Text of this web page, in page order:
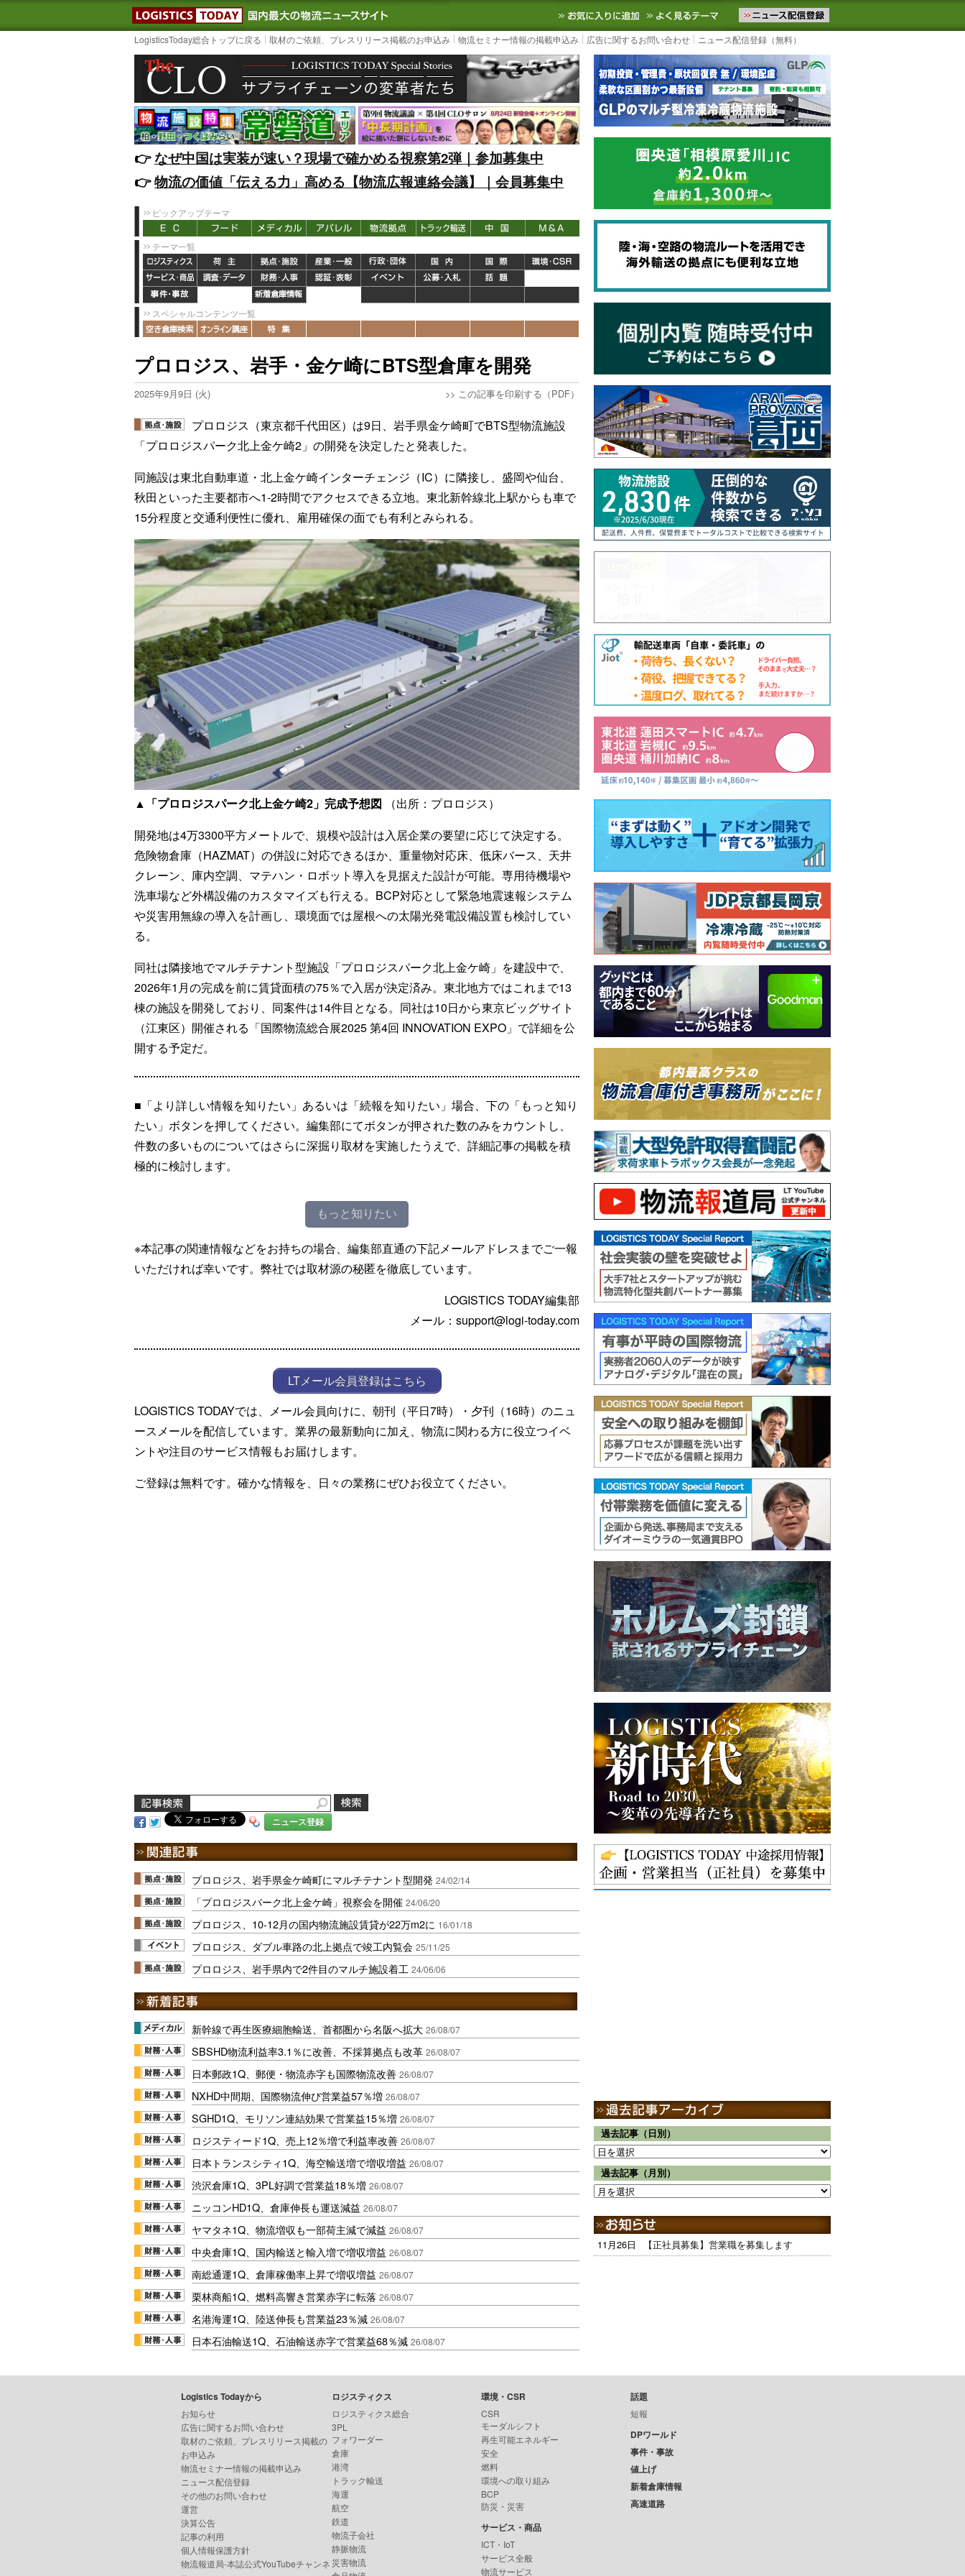
LOGISTICS TODAY｜国内最大の物流ニュースサイト3PL, SCMなど国内外の最新の物流ニュースをお届けします。物流ニュースメール配信を登録す
お気に入りに追加 よく見るテーマ
LogisticsToday総合トップに戻る 取材のご依頼、プレスリリース掲載のお申込み 物流セミナー情報の掲載申込み 広告に関するお問い合わせ ニュース配信登録（無料）
👉️なぜ中国は実装が速い？現場で確かめる視察第2弾｜参加募集中
👉️物流の価値「伝える力」高める【物流広報連絡会議】｜会員募集中
ピックアップテーマ
テーマ一覧
スペシャルコンテンツ一覧
プロロジス、岩手・金ケ崎にBTS型倉庫を開発
2025年9月9日 (火) >> この記事を印刷する（PDF）
プロロジス（東京都千代田区）は9日、岩手県金ケ崎町でBTS型物流施設
「プロロジスパーク北上金ケ崎2」の開発を決定したと発表した。
同施設は東北自動車道・北上金ケ崎インターチェンジ（IC）に隣接し、盛岡や仙台、
秋田といった主要都市へ1-2時間でアクセスできる立地。東北新幹線北上駅からも車で
15分程度と交通利便性に優れ、雇用確保の面でも有利とみられる。
▲「プロロジスパーク北上金ケ崎2」完成予想図 （出所：プロロジス）
開発地は4万3300平方メートルで、規模や設計は入居企業の要望に応じて決定する。
危険物倉庫（HAZMAT）の併設に対応できるほか、重量物対応床、低床バース、天井
クレーン、庫内空調、マテハン・ロボット導入を見据えた設計が可能。専用待機場や
洗車場など外構設備のカスタマイズも行える。BCP対応として緊急地震速報システム
や災害用無線の導入を計画し、環境面では屋根への太陽光発電設備設置も検討してい
る。
同社は隣接地でマルチテナント型施設「プロロジスパーク北上金ケ崎」を建設中で、
2026年1月の完成を前に賃貸面積の75％で入居が決定済み。東北地方ではこれまで13
棟の施設を開発しており、同案件は14件目となる。同社は10日から東京ビッグサイト
（江東区）開催される「国際物流総合展2025 第4回 INNOVATION EXPO」で詳細を公
開する予定だ。
■「より詳しい情報を知りたい」あるいは「続報を知りたい」場合、下の「もっと知り
たい」ボタンを押してください。編集部にてボタンが押された数のみをカウントし、
件数の多いものについてはさらに深掘り取材を実施したうえで、詳細記事の掲載を積
極的に検討します。
もっと知りたい
※本記事の関連情報などをお持ちの場合、編集部直通の下記メールアドレスまでご一報
いただければ幸いです。弊社では取材源の秘匿を徹底しています。
LOGISTICS TODAY編集部
メール：support@logi-today.com
LTメール会員登録はこちら
LOGISTICS TODAYでは、メール会員向けに、朝刊（平日7時）・夕刊（16時）のニュ
ースメールを配信しています。業界の最新動向に加え、物流に関わる方に役立つイベ
ントや注目のサービス情報もお届けします。
ご登録は無料です。確かな情報を、日々の業務にぜひお役立てください。
ニュース登録
プロロジス、岩手県金ケ崎町にマルチテナント型開発 24/02/14
「プロロジスパーク北上金ケ崎」視察会を開催 24/06/20
プロロジス、10-12月の国内物流施設賃貸が22万m2に 16/01/18
プロロジス、ダブル車路の北上拠点で竣工内覧会 25/11/25
プロロジス、岩手県内で2件目のマルチ施設着工 24/06/06
新幹線で再生医療細胞輸送、首都圏から名阪へ拡大 26/08/07
SBSHD物流利益率3.1％に改善、不採算拠点も改革 26/08/07
日本郵政1Q、郵便・物流赤字も国際物流改善 26/08/07
NXHD中間期、国際物流伸び営業益57％増 26/08/07
SGHD1Q、モリソン連結効果で営業益15％増 26/08/07
ロジスティード1Q、売上12％増で利益率改善 26/08/07
日本トランスシティ1Q、海空輸送増で増収増益 26/08/07
渋沢倉庫1Q、3PL好調で営業益18％増 26/08/07
ニッコンHD1Q、倉庫伸長も運送減益 26/08/07
ヤマタネ1Q、物流増収も一部荷主減で減益 26/08/07
中央倉庫1Q、国内輸送と輸入増で増収増益 26/08/07
南総通運1Q、倉庫稼働率上昇で増収増益 26/08/07
栗林商船1Q、燃料高響き営業赤字に転落 26/08/07
名港海運1Q、陸送伸長も営業益23％減 26/08/07
日本石油輸送1Q、石油輸送赤字で営業益68％減 26/08/07
過去記事（日別）
過去記事（月別）
11月26日 【正社員募集】営業職を募集します
Logistics Todayから
お知らせ
広告に関するお問い合わせ
取材のご依頼、プレスリリース掲載の
お申込み
物流セミナー情報の掲載申込み
ニュース配信登録
その他のお問い合わせ
運営
決算公告
記事の利用
個人情報保護方針
物流報道局-本誌公式YouTubeチャンネ
ロジスティクス
ロジスティクス総合
3PL
フォワーダー
倉庫
港湾
トラック輸送
海運
航空
鉄道
物流子会社
静脈物流
災害物流
環境・CSR
CSR
モーダルシフト
再生可能エネルギー
安全
燃料
環境への取り組み
BCP
防災・災害
サービス・商品
ICT・IoT
サービス全般
物流サービス
話題
短報
DPワールド
事件・事故
値上げ
新着倉庫情報
高速道路